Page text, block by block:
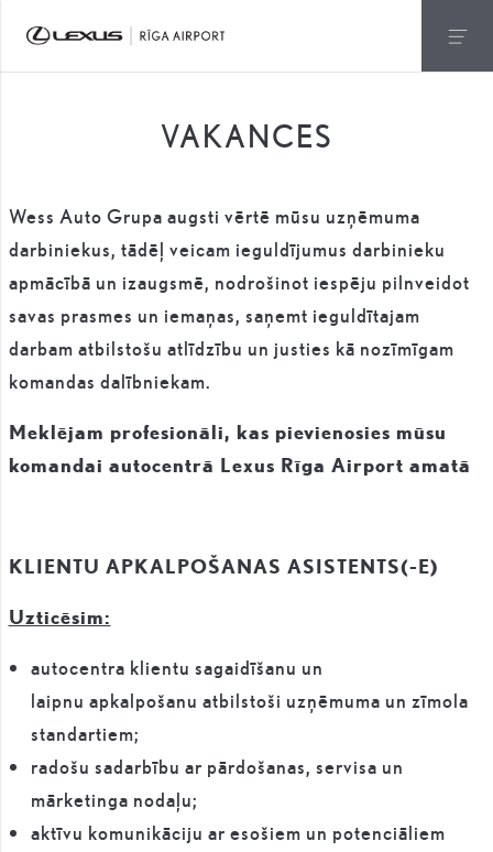
VAKANCES
Wess Auto Grupa augsti vērtē mūsu uzņēmuma
darbiniekus, tādēļ veicam ieguldījumus darbinieku
apmācībā un izaugsmē, nodrošinot iespēju pilnveidot
savas prasmes un iemaņas, saņemt ieguldītajam
darbam atbilstošu atlīdzību un justies kā nozīmīgam
komandas dalībniekam.
Meklējam profesionāli, kas pievienosies mūsu
komandai autocentrā Lexus Rīga Airport amatā
KLIENTU APKALPOŠANAS ASISTENTS(-E)
Uzticēsim:
autocentra klientu sagaidīšanu un
laipnu apkalpošanu atbilstoši uzņēmuma un zīmola
standartiem;
radošu sadarbību ar pārdošanas, servisa un
mārketinga nodaļu;
aktīvu komunikāciju ar esošiem un potenciāliem